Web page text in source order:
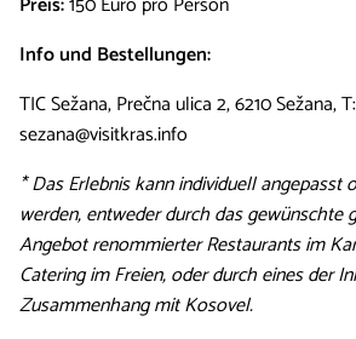
Info und Bestellungen:
TIC Sežana, Prečna ulica 2, 6210 Sežana,
sezana@visitkras.info
* Das Erlebnis kann individuell angepasst
werden, entweder durch das gewünschte
Angebot renommierter Restaurants im
Catering im Freien, oder durch eines der
Zusammenhang mit Kosovel.